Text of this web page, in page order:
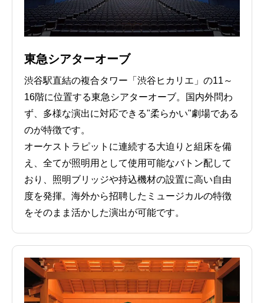
東急シアターオーブ
渋谷駅直結の複合タワー「渋谷ヒカリエ」の11～
16階に位置する東急シアターオーブ。国内外問わ
ず、多様な演出に対応できる"柔らかい"劇場である
のが特徴です。
オーケストラピットに連続する大迫りと組床を備
え、全てが照明用として使用可能なバトン配して
おり、照明ブリッジや持込機材の設置に高い自由
度を発揮。海外から招聘したミュージカルの特徴
をそのまま活かした演出が可能です。